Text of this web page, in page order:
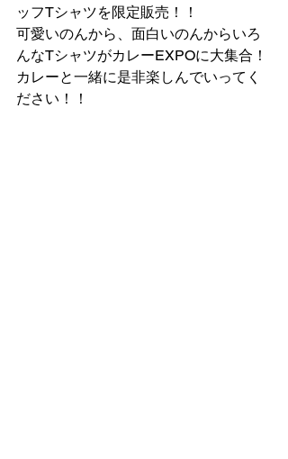
ッフTシャツを限定販売！！
可愛いのんから、面白いのんからいろ
んなTシャツがカレーEXPOに大集合！
カレーと一緒に是非楽しんでいってく
ださい！！